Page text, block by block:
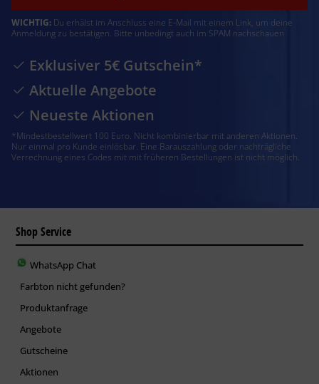
WICHTIG: Du erhälst im Anschluss eine E-Mail mit einem Link, um deine
Anmeldung zu bestätigen. Bitte unbedingt auch im SPAM nachschauen
Exklusiver 5€ Gutschein*
Aktuelle Angebote
Neueste Aktionen
*Mindestbestellwert 100 Euro. Nicht kombinierbar mit anderen Aktionen.
Nur einmal pro Kunde einlösbar. Eine Barauszahlung oder nachträgliche
Verrechnung eines Codes mit mit früheren Bestellungen ist nicht möglich.
Shop Service
WhatsApp Chat
Farbton nicht gefunden?
Produktanfrage
Angebote
Gutscheine
Aktionen